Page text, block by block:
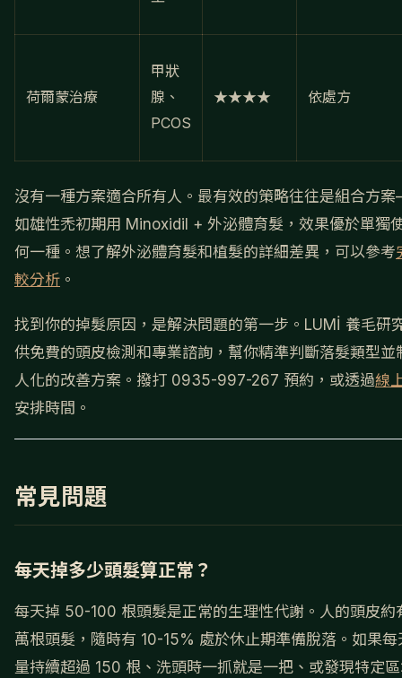
荷爾蒙治療
甲狀
腺、
PCOS
★★★★ 依處方
沒有一種方案適合所有人。最有效的策略往往是組合方
如雄性禿初期用 Minoxidil + 外泌體育髮，效果優於單獨
何一種。想了解外泌體育髮和植髮的詳細差異，可以參考
較分析 。
找到你的掉髮原因，是解決問題的第一步。LUMİ 養毛研
供免費的頭皮檢測和專業諮詢，幫你精準判斷落髮類型並
人化的改善方案。撥打 0935-997-267 預約，或透過線
安排時間。
常見問題
每天掉多少頭髮算正常？
每天掉 50-100 根頭髮是正常的生理性代謝。人的頭皮約
萬根頭髮，隨時有 10-15% 處於休止期準備脫落。如果每
量持續超過 150 根、洗頭時一抓就是一把、或發現特定